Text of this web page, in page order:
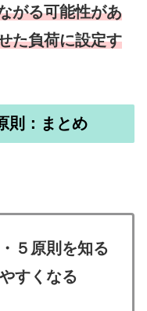
がる可能性があ
た負荷に設定す
則：まとめ
５原則を知る
すくなる